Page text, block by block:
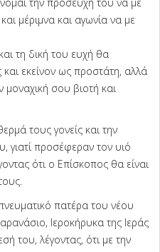
μέριμνα και αγωνία να με
τη δική του ευχή θα
εκείνον ως προστάτη, αλλά
σου βιοτή και
τους γονείς και την
γιατί προσέφεραν τον υιό
ότι ο Επίσκοπος θα είναι
πατέρα του νέου
Ιεροκήρυκα της Ιεράς
του, λέγοντας, ότι με την